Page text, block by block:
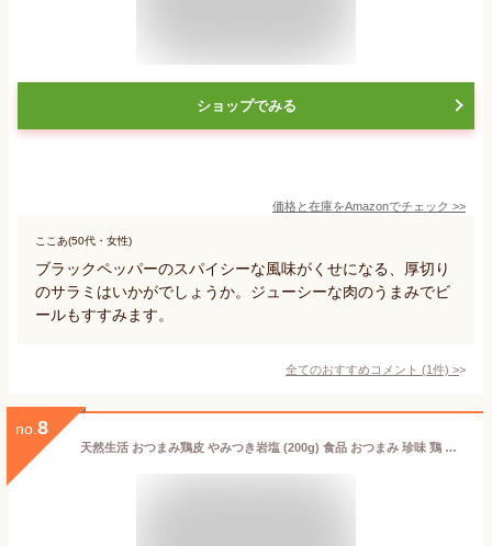
ショップでみる
価格と在庫をAmazonでチェック >>
ここあ(50代・女性)
ブラックペッパーのスパイシーな風味がくせになる、厚切り
のサラミはいかがでしょうか。ジューシーな肉のうまみでビ
ールもすすみます。
全てのおすすめコメント (1件) >
no. 8
天然生活 おつまみ鶏皮 やみつき岩塩 (200g) 食品 おつまみ 珍味 鶏 チップス せんべい ジューシー ピンクソルト 紅塩 アンデス